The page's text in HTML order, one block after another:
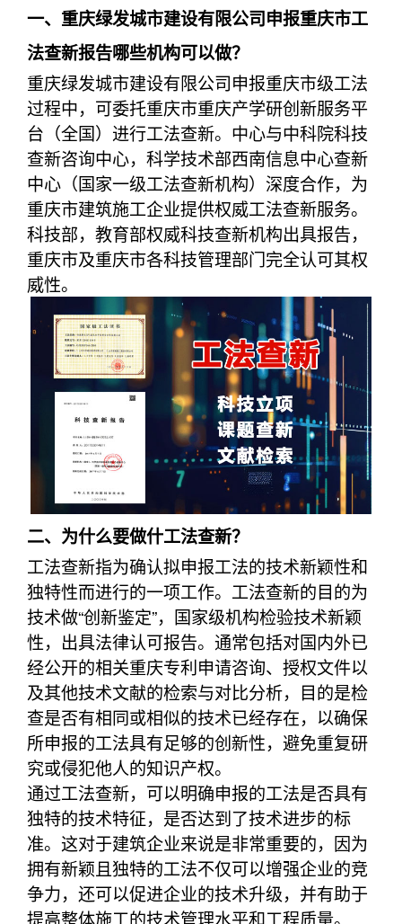
一、重庆绿发城市建设有限公司申报重庆市工
法查新报告哪些机构可以做？
重庆绿发城市建设有限公司申报重庆市级工法
过程中，可委托重庆市重庆产学研创新服务平
台（全国）进行工法查新。中心与中科院科技
查新咨询中心，科学技术部西南信息中心查新
中心（国家一级工法查新机构）深度合作，为
重庆市建筑施工企业提供权威工法查新服务。
科技部，教育部权威科技查新机构出具报告，
重庆市及重庆市各科技管理部门完全认可其权
威性。
二、为什么要做什工法查新？
工法查新指为确认拟申报工法的技术新颖性和
独特性而进行的一项工作。工法查新的目的为
技术做“创新鉴定”，国家级机构检验技术新颖
性，出具法律认可报告。通常包括对国内外已
经公开的相关重庆专利申请咨询、授权文件以
及其他技术文献的检索与对比分析，目的是检
查是否有相同或相似的技术已经存在，以确保
所申报的工法具有足够的创新性，避免重复研
究或侵犯他人的知识产权。
通过工法查新，可以明确申报的工法是否具有
独特的技术特征，是否达到了技术进步的标
准。这对于建筑企业来说是非常重要的，因为
拥有新颖且独特的工法不仅可以增强企业的竞
争力，还可以促进企业的技术升级，并有助于
提高整体施工的技术管理水平和工程质量。